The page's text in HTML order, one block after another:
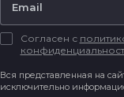
Согласен с
Вся представленная на
исключительно